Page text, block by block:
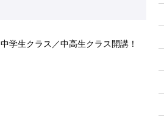
中学生クラス／中高生クラス開講！